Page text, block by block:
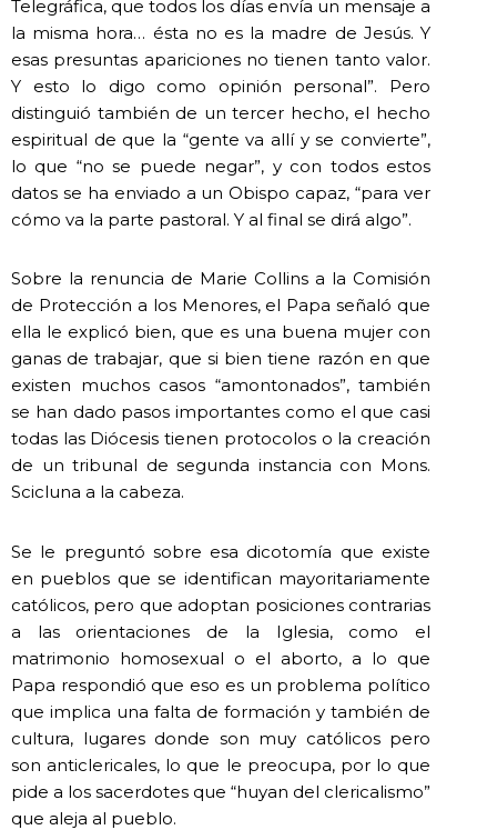
Telegráfica, que todos los días envía un mensaje a
la misma hora… ésta no es la madre de Jesús. Y
esas presuntas apariciones no tienen tanto valor.
Y esto lo digo como opinión personal”. Pero
distinguió también de un tercer hecho, el hecho
espiritual de que la “gente va allí y se convierte”,
lo que “no se puede negar”, y con todos estos
datos se ha enviado a un Obispo capaz, “para ver
cómo va la parte pastoral. Y al final se dirá algo”.
Sobre la renuncia de Marie Collins a la Comisión
de Protección a los Menores, el Papa señaló que
ella le explicó bien, que es una buena mujer con
ganas de trabajar, que si bien tiene razón en que
existen muchos casos “amontonados”, también
se han dado pasos importantes como el que casi
todas las Diócesis tienen protocolos o la creación
de un tribunal de segunda instancia con Mons.
Scicluna a la cabeza.
Se le preguntó sobre esa dicotomía que existe
en pueblos que se identifican mayoritariamente
católicos, pero que adoptan posiciones contrarias
a las orientaciones de la Iglesia, como el
matrimonio homosexual o el aborto, a lo que
Papa respondió que eso es un problema político
que implica una falta de formación y también de
cultura, lugares donde son muy católicos pero
son anticlericales, lo que le preocupa, por lo que
pide a los sacerdotes que “huyan del clericalismo”
que aleja al pueblo.